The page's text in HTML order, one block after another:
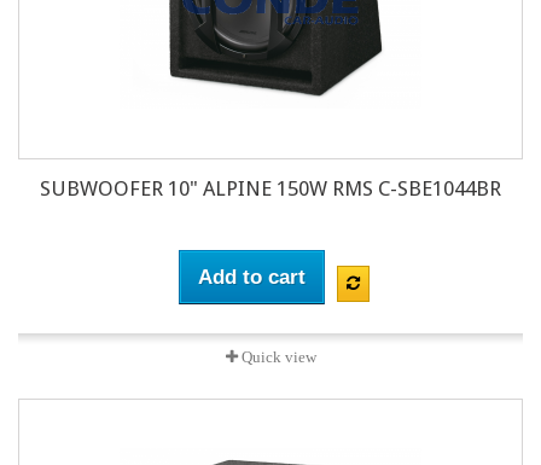
SUBWOOFER 10" ALPINE 150W RMS C-SBE1044BR
Add to cart
Quick view